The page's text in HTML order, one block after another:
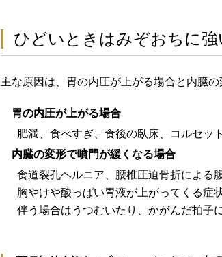
ひどいときはみぞおちに強
主な原因は、胃の内圧が上がる場合と内臓
胃の内圧が上がる場合
肥満、食べすぎ、食後の臥床、コルセッ
内臓の変形で噴門が緩くなる場合
食道裂孔ヘルニア、腰椎圧迫骨折による
胸やけや酸っぱい胃液が上がってくる症
伴う場合はうつむいたり、かがんだ拍子